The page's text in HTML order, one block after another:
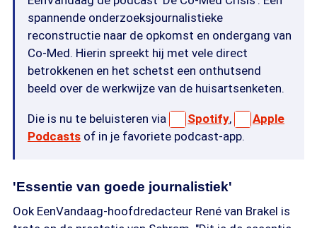
spannende onderzoeksjournalistieke
reconstructie naar de opkomst en ondergang van
Co-Med. Hierin spreekt hij met vele direct
betrokkenen en het schetst een onthutsend
beeld over de werkwijze van de huisartsenketen.
Die is nu te beluisteren via Spotify,
Apple
Podcasts of in je favoriete podcast-app.
'Essentie van goede journalistiek'
Ook EenVandaag-hoofdredacteur René van Brakel is